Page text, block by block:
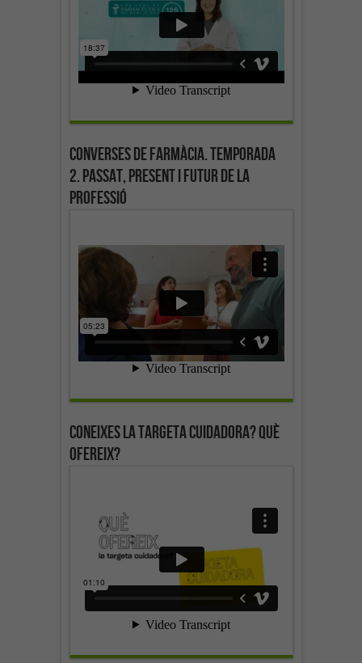
Converses de farmàcia. Temporada
2. Passat, present i futur de la
professió
Coneixes la targeta cuidadora? Què
ofereix?